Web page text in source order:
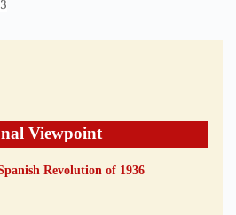
3
Viewpoint
Revolution of 1936